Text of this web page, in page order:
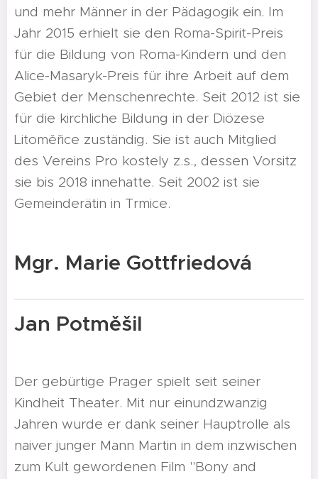
und mehr Männer in der Pädagogik ein. Im
Jahr 2015 erhielt sie den Roma-Spirit-Preis
für die Bildung von Roma-Kindern und den
Alice-Masaryk-Preis für ihre Arbeit auf dem
Gebiet der Menschenrechte. Seit 2012 ist sie
für die kirchliche Bildung in der Diözese
Litoměřice zuständig. Sie ist auch Mitglied
des Vereins Pro kostely z.s., dessen Vorsitz
sie bis 2018 innehatte. Seit 2002 ist sie
Gemeinderätin in Trmice.
Mgr. Marie Gottfriedová
Jan Potměšil
Der gebürtige Prager spielt seit seiner
Kindheit Theater. Mit nur einundzwanzig
Jahren wurde er dank seiner Hauptrolle als
naiver junger Mann Martin in dem inzwischen
zum Kult gewordenen Film "Bony and